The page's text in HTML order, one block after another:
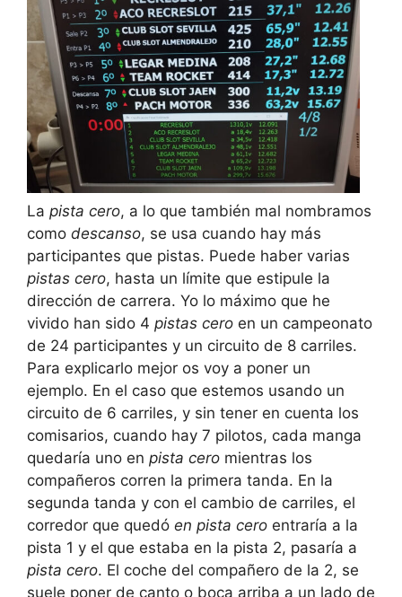
La pista cero, a lo que también mal nombramos
como descanso, se usa cuando hay más
participantes que pistas. Puede haber varias
pistas cero, hasta un límite que estipule la
dirección de carrera. Yo lo máximo que he
vivido han sido 4 pistas cero en un campeonato
de 24 participantes y un circuito de 8 carriles.
Para explicarlo mejor os voy a poner un
ejemplo. En el caso que estemos usando un
circuito de 6 carriles, y sin tener en cuenta los
comisarios, cuando hay 7 pilotos, cada manga
quedaría uno en pista cero mientras los
compañeros corren la primera tanda. En la
segunda tanda y con el cambio de carriles, el
corredor que quedó en pista cero entraría a la
pista 1 y el que estaba en la pista 2, pasaría a
pista cero. El coche del compañero de la 2, se
suele poner de canto o boca arriba a un lado de